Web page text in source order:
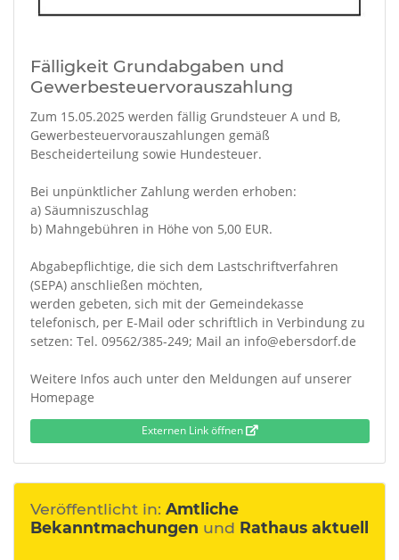
Fälligkeit Grundabgaben und
Gewerbesteuervorauszahlung
Zum 15.05.2025 werden fällig Grundsteuer A und B,
Gewerbesteuervorauszahlungen gemäß
Bescheiderteilung sowie Hundesteuer.
Bei unpünktlicher Zahlung werden erhoben:
a) Säumniszuschlag
b) Mahngebühren in Höhe von 5,00 EUR.
Abgabepflichtige, die sich dem Lastschriftverfahren
(SEPA) anschließen möchten,
werden gebeten, sich mit der Gemeindekasse
telefonisch, per E-Mail oder schriftlich in Verbindung zu
setzen: Tel. 09562/385-249; Mail an info@ebersdorf.de
Weitere Infos auch unter den Meldungen auf unserer
Homepage
Externen Link öffnen
Veröffentlicht in: Amtliche
Bekanntmachungen und Rathaus aktuell